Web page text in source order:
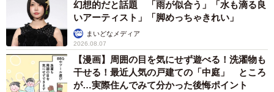
幻想的だと話題 「雨が似合う」「水も滴る良
いアーティスト」「脚めっちゃきれい」
まいどなメディア
2026.08.07
【漫画】周囲の目を気にせず遊べる！洗濯物も
干せる！最近人気の戸建ての「中庭」 ところ
が…実際住んでみて分かった後悔ポイント